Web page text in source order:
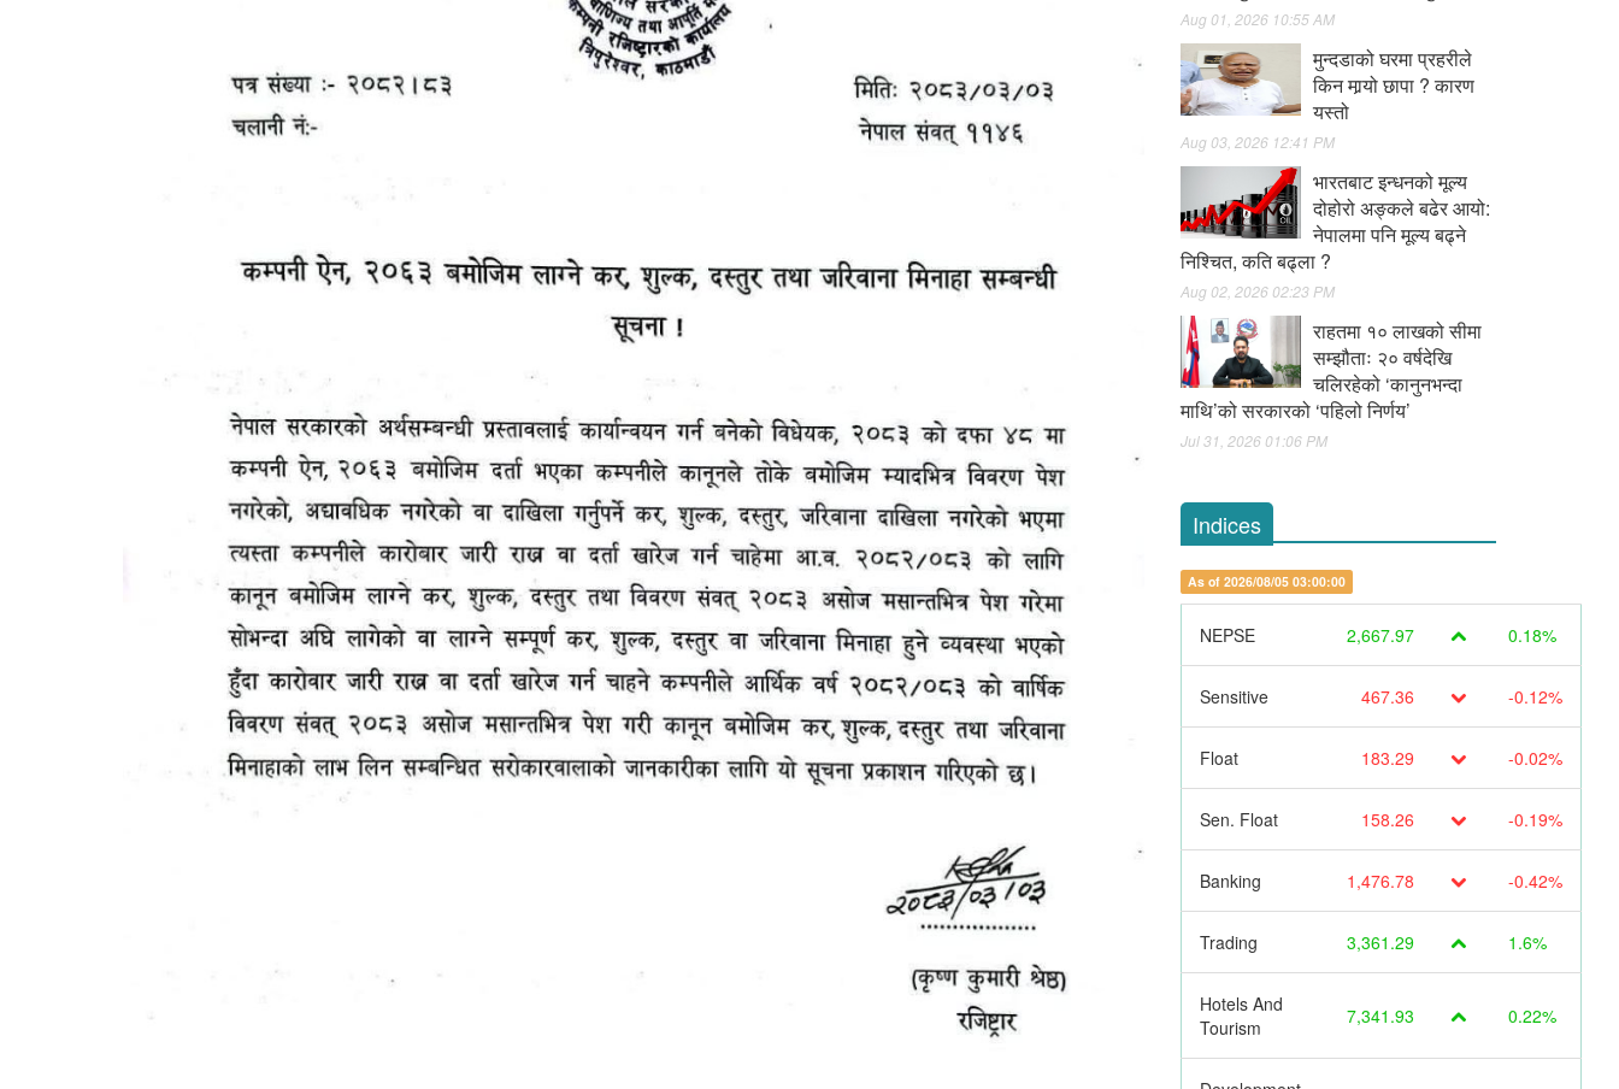
Aug 01, 2026 10:55 AM
मुन्दडाको घरमा प्रहरीले
किन मार्‍यो छापा ? कारण
यस्तो
Aug 03, 2026 12:41 PM
भारतबाट इन्धनको मूल्य
दोहोरो अङ्कले बढेर आयो:
नेपालमा पनि मूल्य बढ्ने
निश्चित, कति बढ्ला ?
Aug 02, 2026 02:23 PM
राहतमा १० लाखको सीमा
सम्झौताः २० वर्षदेखि
चलिरहेको ‘कानुनभन्दा
माथि’को सरकारको ‘पहिलो निर्णय’
Jul 31, 2026 01:06 PM
Indices
As of 2026/08/05 03:00:00
NEPSE 2,667.97 0.18%
Sensitive 467.36 -0.12%
Float 183.29 -0.02%
Sen. Float 158.26 -0.19%
Banking 1,476.78 -0.42%
Trading 3,361.29 1.6%
Hotels And
Tourism
7,341.93 0.22%